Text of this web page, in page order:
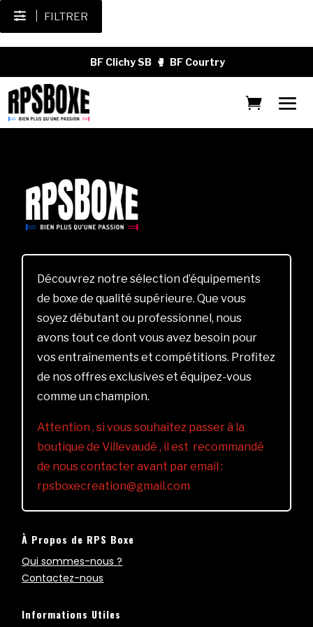
FILTRER
BF Clichy SB 🥊 BF Courtry
Découvrez notre sélection d’équipements
de boxe de qualité supérieure. Que vous
soyez débutant ou professionnel, nous
avons tout ce dont vous avez besoin pour
vos entraînements et compétitions. Profitez
de nos offres exclusives et équipez-vous
comme un champion.
Attention , si vous souhaitez passer à la
boutique de Villevaudé , il est recommandé
de nous contacter avant par email :
rpsboxecreation@gmail.com
À Propos de RPS Boxe
Qui sommes-nous ?
Contactez-nous
Informations Utiles